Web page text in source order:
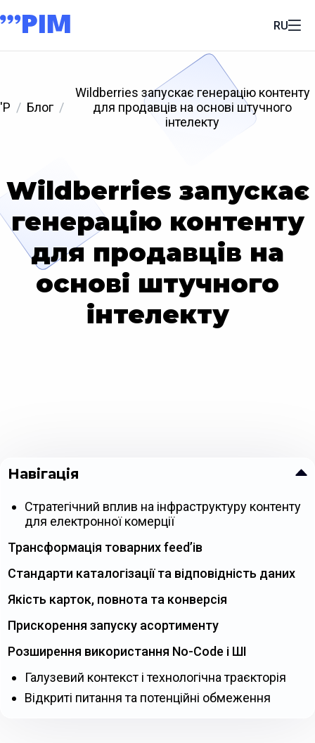
RU
'P Блог
Wildberries запускає генерацію контенту
для продавців на основі штучного
інтелекту
Wildberries запускає
генерацію контенту
для продавців на
основі штучного
інтелекту
Навігація
Стратегічний вплив на інфраструктуру контенту
для електронної комерції
Трансформація товарних feed’ів
Стандарти каталогізації та відповідність даних
Якість карток, повнота та конверсія
Прискорення запуску асортименту
Розширення використання No-Code і ШІ
Галузевий контекст і технологічна траєкторія
Відкриті питання та потенційні обмеження